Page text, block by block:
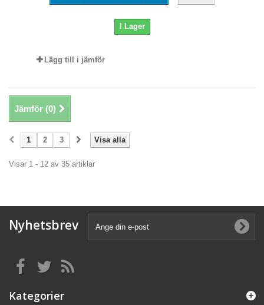
I Lager
Lägg till i jämför
Jämför (0)
Visa alla
1 2 3
Visar 1 - 12 av 35 artiklar
Nyhetsbrev
Kategorier